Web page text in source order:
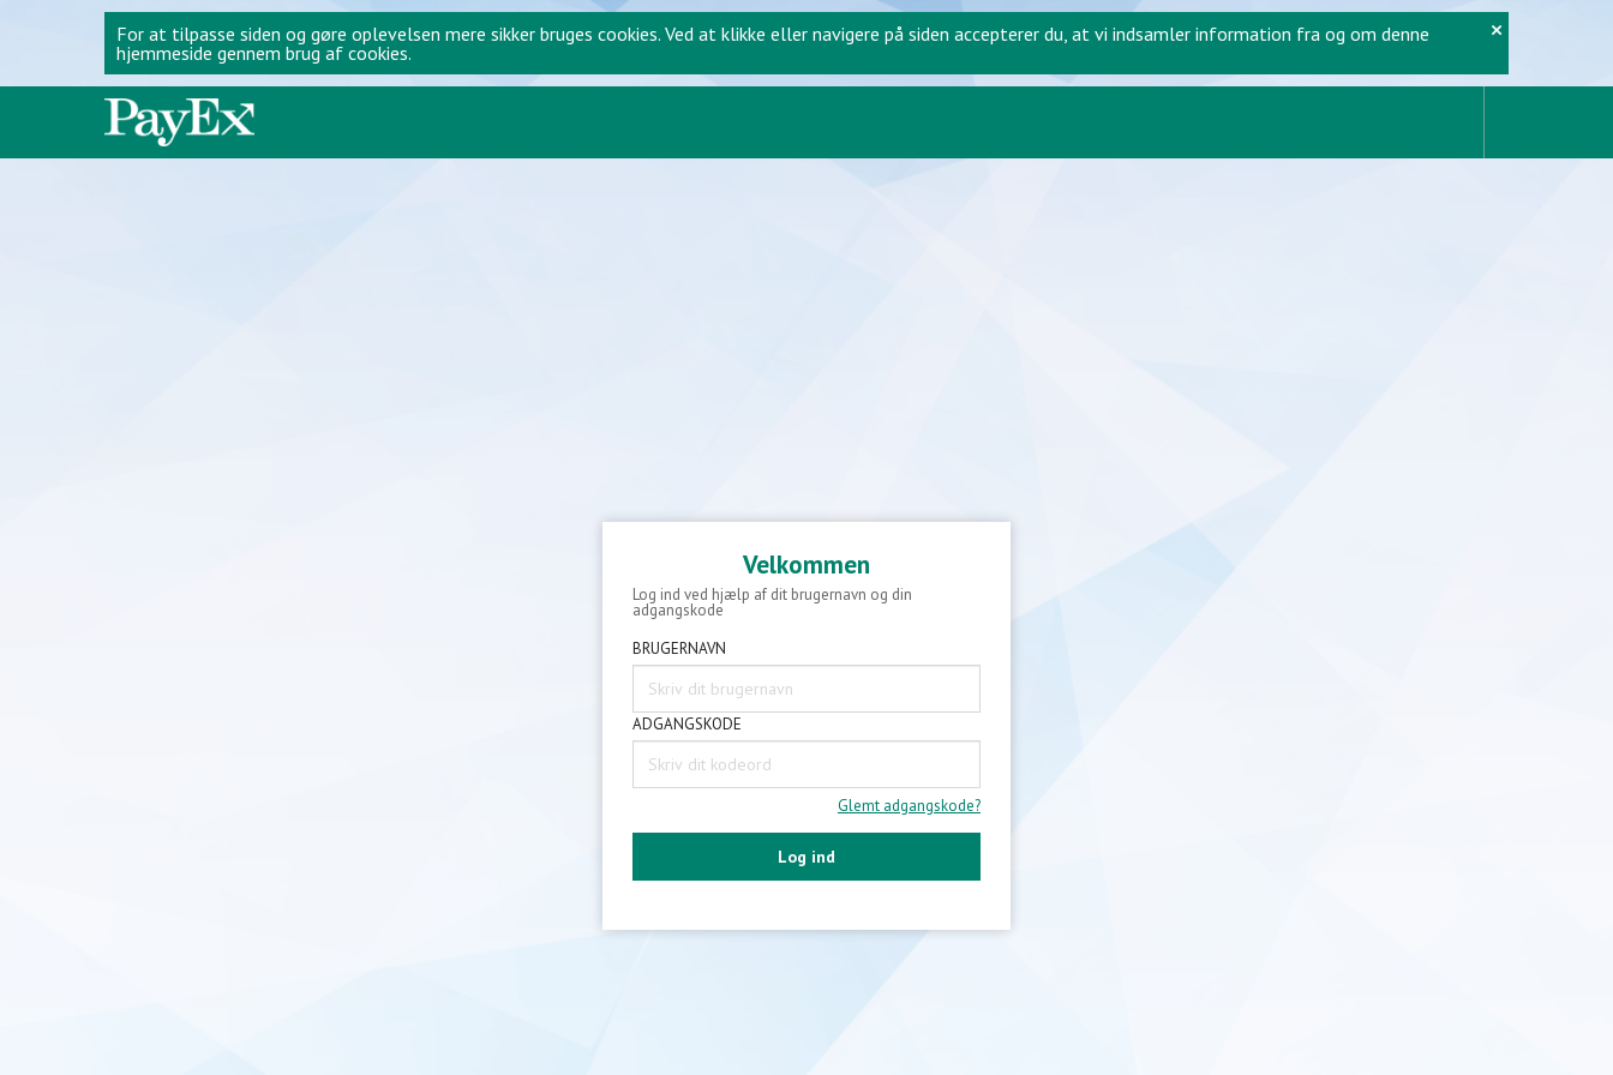
×
For at tilpasse siden og gøre oplevelsen mere sikker bruges cookies. Ved at klikke eller navigere på siden accepterer du, at vi indsamler information fra og om denne
hjemmeside gennem brug af cookies.
Velkommen
Log ind ved hjælp af dit brugernavn og din
adgangskode
BRUGERNAVN
ADGANGSKODE
Glemt adgangskode?
Log ind